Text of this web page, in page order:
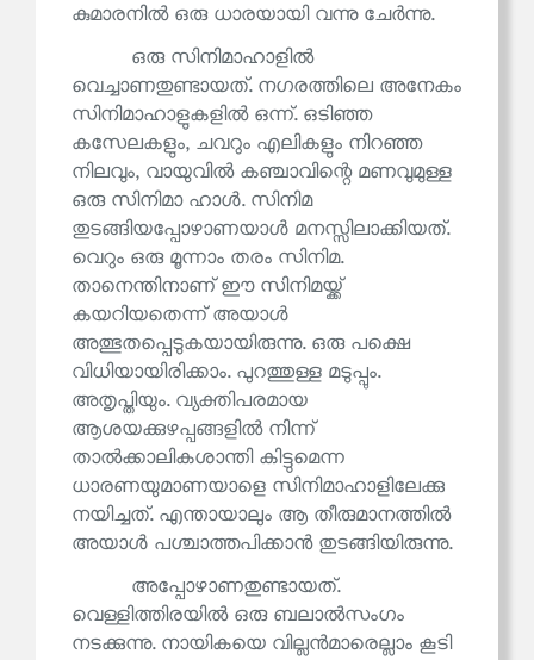
കുമാരനിൽ ഒരു ധാരയായി വന്നു ചേർന്നു.
ഒരു സിനിമാഹാളിൽ
വെച്ചാണതുണ്ടായത്. നഗരത്തിലെ അനേകം
സിനിമാഹാളുകളിൽ ഒന്ന്. ഒടിഞ്ഞ
കസേലകളും, ചവറും എലികളും നിറഞ്ഞ
നിലവും, വായുവിൽ കഞ്ചാവിന്റെ മണവുമുള്ള
ഒരു സിനിമാ ഹാൾ. സിനിമ
തുടങ്ങിയപ്പോഴാണയാൾ മനസ്സിലാക്കിയത്.
വെറും ഒരു മൂന്നാം തരം സിനിമ.
താനെന്തിനാണ് ഈ സിനിമയ്ക്ക്
കയറിയതെന്ന് അയാൾ
അത്ഭുതപ്പെടുകയായിരുന്നു. ഒരു പക്ഷെ
വിധിയായിരിക്കാം. പുറത്തുള്ള മടുപ്പും.
അതൃപ്തിയും. വ്യക്തിപരമായ
ആശയക്കുഴപ്പങ്ങളിൽ നിന്ന്
താൽക്കാലികശാന്തി കിട്ടുമെന്ന
ധാരണയുമാണയാളെ സിനിമാഹാളിലേക്കു
നയിച്ചത്. എന്തായാലും ആ തീരുമാനത്തിൽ
അയാൾ പശ്ചാത്തപിക്കാൻ തുടങ്ങിയിരുന്നു.
അപ്പോഴാണതുണ്ടായത്.
വെള്ളിത്തിരയിൽ ഒരു ബലാൽസംഗം
നടക്കുന്നു. നായികയെ വില്ലൻമാരെല്ലാം കൂടി